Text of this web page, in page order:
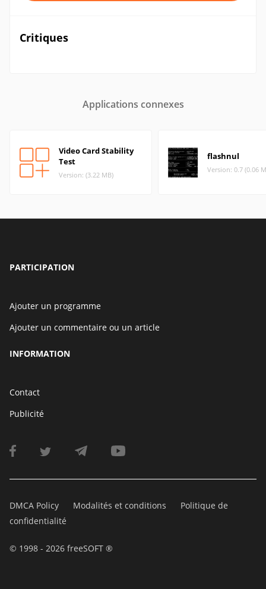
Critiques
Applications connexes
Video Card Stability
Test
Version: (3.22 MB)
flashnul
Version: 0.7 (0.06
PARTICIPATION
Ajouter un programme
Ajouter un commentaire ou un article
INFORMATION
Contact
Publicité
DMCA Policy Modalités et conditions
Politique de
confidentialité
© 1998 - 2026 freeSOFT ®